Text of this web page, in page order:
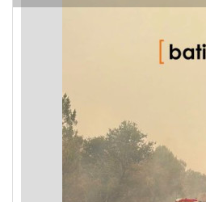
les incendies en Gironde